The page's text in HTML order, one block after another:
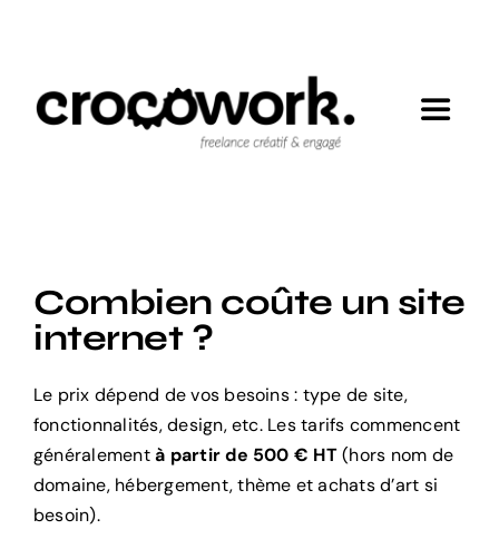
Toggle
Expertises
Contact
Combien coûte un site
internet ?
Le prix dépend de vos besoins : type de site,
fonctionnalités, design, etc. Les tarifs commencent
généralementà partir de 500 € HT(hors nom de
domaine, hébergement, thème et achats d’art si
besoin).